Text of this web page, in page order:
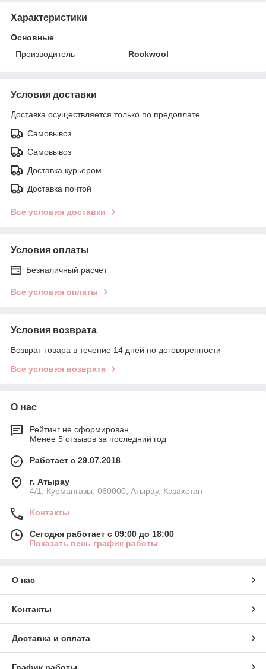
Характеристики
Основные
Производитель
Rockwool
Условия доставки
Доставка осуществляется только по предоплате.
Самовывоз
Самовывоз
Доставка курьером
Доставка почтой
Все условия доставки
Условия оплаты
Безналичный расчет
Все условия оплаты
Условия возврата
Возврат товара в течение 14 дней по договоренности
Все условия возврата
О нас
Рейтинг не сформирован
Менее 5 отзывов за последний год
Работает с 29.07.2018
г. Атырау
4/1, Курмангазы, 060000, Атырау, Казахстан
Контакты
Сегодня работает с 09:00 до 18:00
Показать весь график работы
О нас
Контакты
Доставка и оплата
График работы